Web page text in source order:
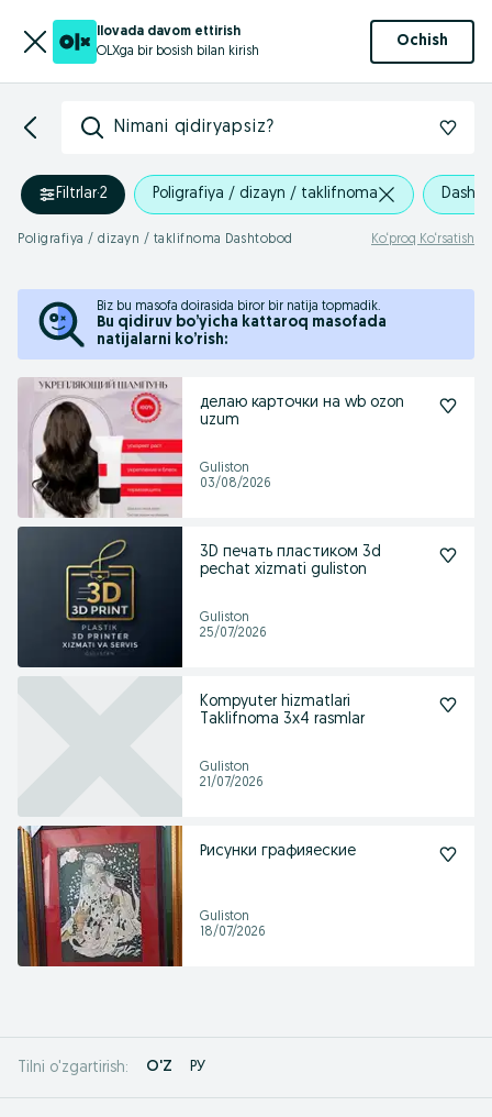
Ilovada davom ettirish
OLXga bir bosish bilan kirish
Ochish
Nimani qidiryapsiz?
Filtrlar·2 Poligrafiya / dizayn / taklifnoma
Poligrafiya / dizayn / taklifnoma Dashtobod Ko‘proq Ko‘rsatish
Biz bu masofa doirasida biror bir natija topmadik.
Bu qidiruv bo’yicha kattaroq masofada
natijalarni ko’rish:
делаю карточки на wb ozon
uzum
Guliston
03/08/2026
3D печать пластиком 3d
pechat xizmati guliston
Guliston
25/07/2026
Kompyuter hizmatlari
Taklifnoma 3x4 rasmlar
Guliston
21/07/2026
Рисунки графияеские
Guliston
18/07/2026
Tilni o'zgartirish: O'Z РУ